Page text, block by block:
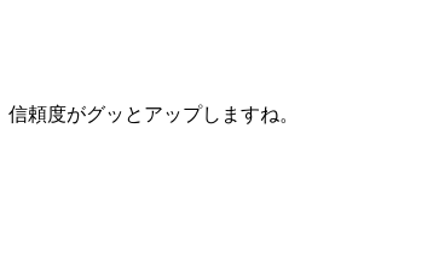
信頼度がグッとアップしますね。